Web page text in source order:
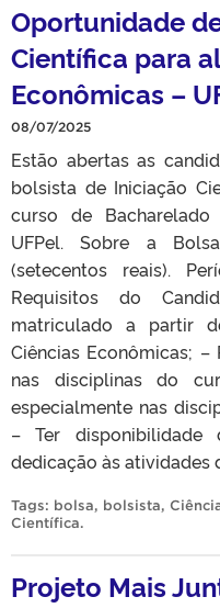
Oportunidade
Científica para
Econômicas –
08/07/2025
Estão abertas as
bolsista de Iniciação
curso de
UFPel. Sobre a
(setecentos reais).
Requisitos do
matriculado a partir
Ciências Econômicas; –
nas disciplinas do
especialmente nas
– Ter disponibilidade
dedicação às atividades
Tags: bolsa, bolsista,
Científica.
Projeto Mais